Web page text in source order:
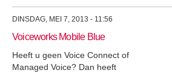
DINSDAG, MEI 7, 2013 - 11:56
Voiceworks Mobile Blue
Heeft u geen Voice Connect of
Managed Voice? Dan heeft